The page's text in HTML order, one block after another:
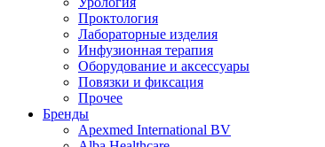
Проктология
Лабораторные изделия
Инфузионная терапия
Оборудование и аксессуары
Повязки и фиксация
Прочее
Бренды
Apexmed International BV